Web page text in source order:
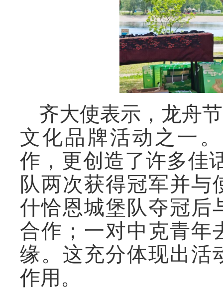
齐大使表示，龙舟
文化品牌活动之一
作，更创造了许多佳
队两次获得冠军并与
什恰恩城堡队夺冠后
合作 ； 一对中克青年
缘。 这充分体现出活
作用。